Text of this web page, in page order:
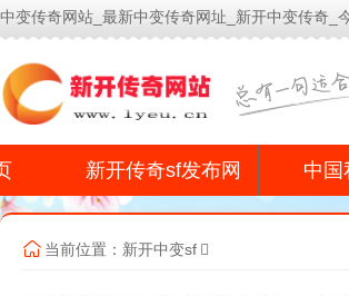
中变传奇网站_最新中变传奇网址_新开中变传奇_
新开传奇sf发布网 中国
当前位置： 新开中变sf